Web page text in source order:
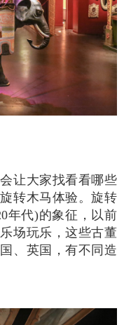
转木马体验。旋转
年代)的象征，以前
场玩乐，这些古董
、英国，有不同造